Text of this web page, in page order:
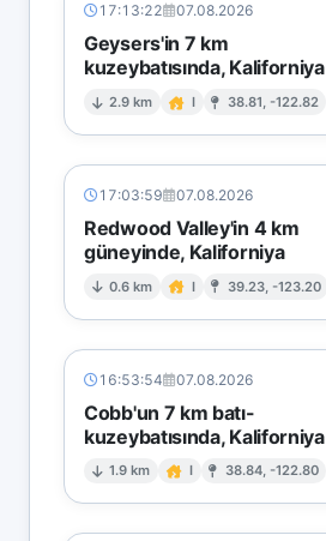
17:13:22 07.08.2026
Geysers'in 7 km
kuzeybatısında, Kaliforniya
2.9 km I 38.81, -122.82
17:03:59 07.08.2026
Redwood Valley'in 4 km
güneyinde, Kaliforniya
0.6 km I 39.23, -123.20
16:53:54 07.08.2026
Cobb'un 7 km batı-
kuzeybatısında, Kaliforniya
1.9 km I 38.84, -122.80